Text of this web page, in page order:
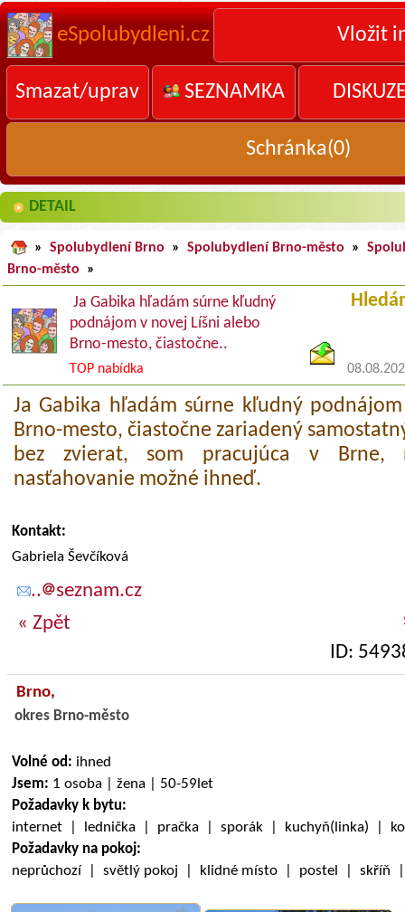
eSpolubydleni.cz Vložit
Smazat/uprav SEZNAMKA
Schránka(0)
DETAIL
» Spolubydlení Brno » Spolubydlení Brno-město »
Brno-město
»
Ja Gabika hľadám súrne kľudný
podnájom v novej Líšni alebo
Brno-mesto, čiastočne..
TOP nabídka
Ja Gabika hľadám súrne kľudný
Brno-mesto, čiastočne zariadený
bez zvierat, som pracujúca v Brne,
nasťahovanie možné ihneď.
Kontakt:
Gabriela Ševčíková
..
seznam.cz
« Zpět
ID:
Brno,
okres Brno-město
Volné od: ihned
Jsem: 1 osoba | žena | 50-59let
Požadavky k bytu:
internet | lednička | pračka | sporák | kuchyň(linka) |
Požadavky na pokoj:
neprůchozí | světlý pokoj | klidné místo | postel |